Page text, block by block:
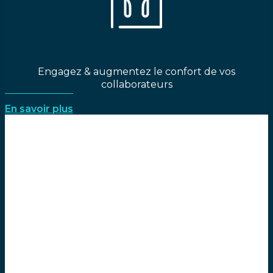
Engagez & augmentez le confort de vos
collaborateurs
En savoir plus